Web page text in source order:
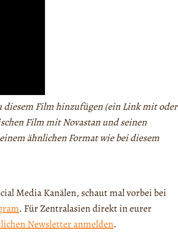
Film hinzufügen (ein Link mit oder
Film mit Novastan und seinen
ähnlichen Format wie bei diesem
Media Kanälen, schaut mal vorbei bei
. Für Zentralasien direkt in eurer
Newsletter anmelden.